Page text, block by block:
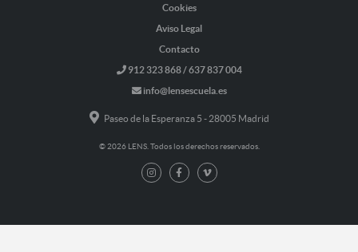
Cookies
Aviso Legal
Contacto
912 323 868 / 637 837 004
info@lensescuela.es
Paseo de la Esperanza 5 - 28005 Madrid
© 2026 LENS. Todos los derechos reservados.